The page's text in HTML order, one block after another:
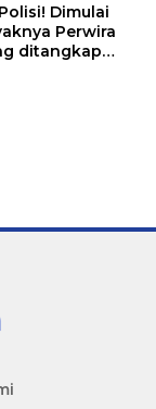
Dimulai
Perwira
ditangkap